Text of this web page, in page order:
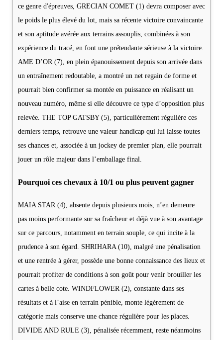
ce genre d'épreuves, GRECIAN COMET (1) devra composer avec
le poids le plus élevé du lot, mais sa récente victoire convaincante
et son aptitude avérée aux terrains assouplis, combinées à son
expérience du tracé, en font une prétendante sérieuse à la victoire.
AME D’OR (7), en plein épanouissement depuis son arrivée dans
un entraînement redoutable, a montré un net regain de forme et
pourrait bien confirmer sa montée en puissance en réalisant un
nouveau numéro, même si elle découvre ce type d’opposition plus
relevée. THE TOP GATSBY (5), particulièrement régulière ces
derniers temps, retrouve une valeur handicap qui lui laisse toutes
ses chances et, associée à un jockey de premier plan, elle pourrait
jouer un rôle majeur dans l’emballage final.
Pourquoi ces chevaux à 10/1 ou plus peuvent gagner
MAIA STAR (4), absente depuis plusieurs mois, n’en demeure
pas moins performante sur sa fraîcheur et déjà vue à son avantage
sur ce parcours, notamment en terrain souple, ce qui incite à la
prudence à son égard. SHRIHARA (10), malgré une pénalisation
et une rentrée à gérer, possède une bonne connaissance des lieux et
pourrait profiter de conditions à son goût pour venir brouiller les
cartes à belle cote. WINDFLOWER (2), constante dans ses
résultats et à l’aise en terrain pénible, monte légèrement de
catégorie mais conserve une chance régulière pour les places.
DIVIDE AND RULE (3), pénalisée récemment, reste néanmoins